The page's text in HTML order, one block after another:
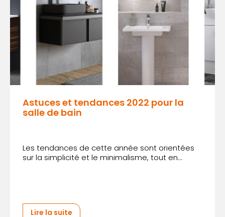
Astuces et tendances 2022 pour la
salle de bain
Les tendances de cette année sont orientées
sur la simplicité et le minimalisme, tout en...
Lire la suite